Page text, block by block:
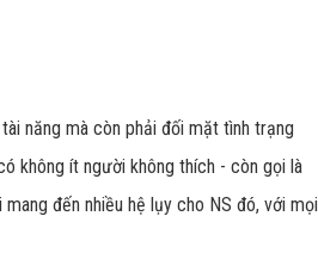
năng mà còn phải đối mặt tình trạng
không ít người không thích - còn gọi là
đến nhiều hệ lụy cho NS đó, với mọi